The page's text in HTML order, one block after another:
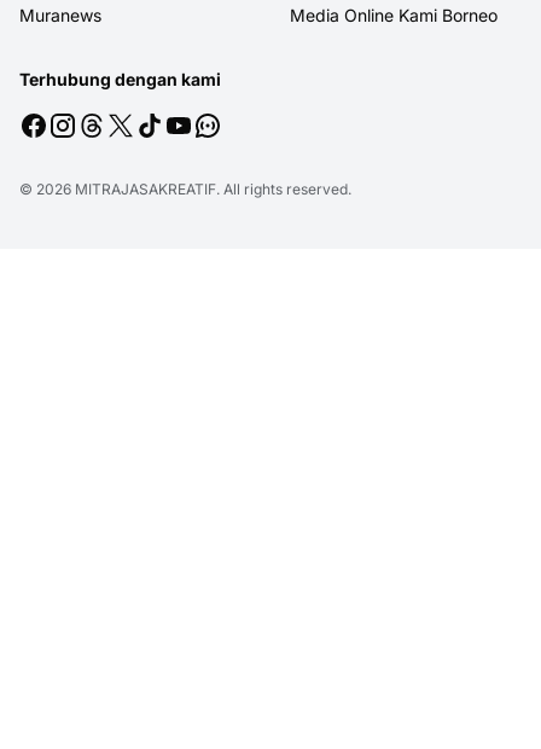
Muranews Media Online Kami Borneo
Terhubung dengan kami
© 2026 MITRAJASAKREATIF. All rights reserved.